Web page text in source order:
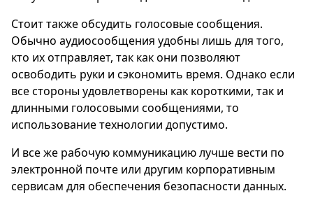
Стоит также обсудить голосовые сообщения.
Обычно аудиосообщения удобны лишь для того,
кто их отправляет, так как они позволяют
освободить руки и сэкономить время. Однако если
все стороны удовлетворены как короткими, так и
длинными голосовыми сообщениями, то
использование технологии допустимо.
И все же рабочую коммуникацию лучше вести по
электронной почте или другим корпоративным
сервисам для обеспечения безопасности данных.